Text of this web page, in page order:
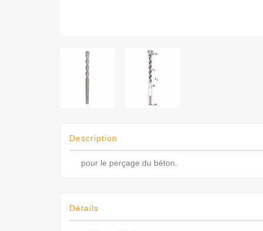
Description
pour le perçage du béton.
Détails